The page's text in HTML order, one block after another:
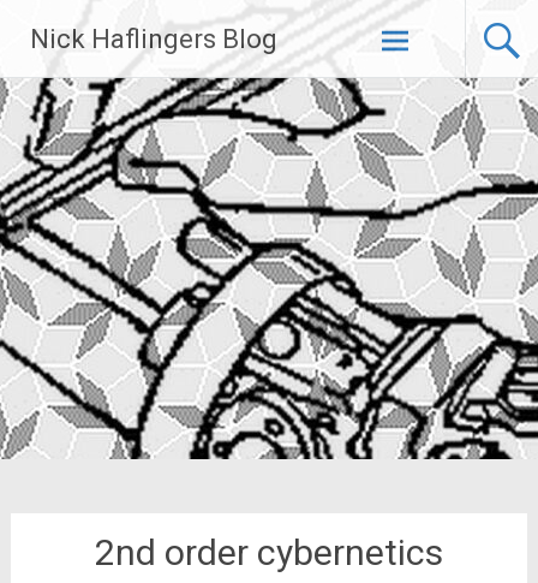
Inhalt
springen
Nick Haflingers Blog
2nd order cybernetics